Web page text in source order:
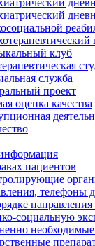
клуб
служба
проект
оценка качества
пациентов
телефоны
социальную